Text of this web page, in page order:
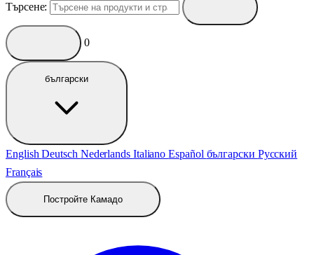
Търсене:
0
български
EnglishDeutsch Nederlands ItalianoEspañol български Русский
Français
Постройте Камадо